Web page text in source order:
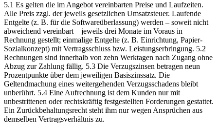
5.1 Es gelten die im Angebot vereinbarten Preise und Laufzeiten.
Alle Preis zzgl. der jeweils gesetzlichen Umsatzsteuer. Laufende
Entgelte (z. B. für die Softwareüberlassung) werden – soweit nicht
abweichend vereinbart – jeweils drei Monate im Voraus in
Rechnung gestellt; einmalige Entgelte (z. B. Einrichtung, Papier-
Sozialkonzept) mit Vertragsschluss bzw. Leistungserbringung. 5.2
Rechnungen sind innerhalb von zehn Werktagen nach Zugang ohne
Abzug zur Zahlung fällig. 5.3 Die Verzugszinsen betragen neun
Prozentpunkte über dem jeweiligen Basiszinssatz. Die
Geltendmachung eines weitergehenden Verzugsschadens bleibt
unberührt. 5.4 Eine Aufrechnung ist dem Kunden nur mit
unbestrittenen oder rechtskräftig festgestellten Forderungen gestattet.
Ein Zurückbehaltungsrecht steht ihm nur wegen Ansprüchen aus
demselben Vertragsverhältnis zu.